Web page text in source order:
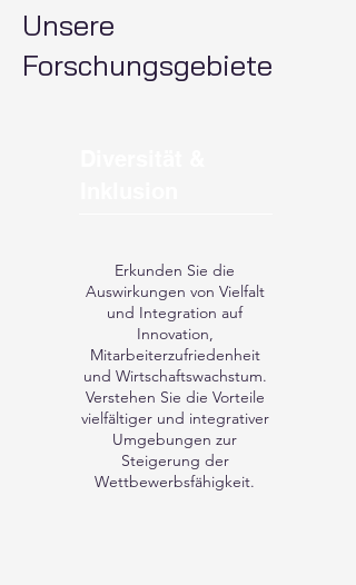
Unsere
Forschungsgebiete
Erkunden Sie die
Auswirkungen von Vielfalt
und Integration auf
Innovation,
Mitarbeiterzufriedenheit
und Wirtschaftswachstum.
Verstehen Sie die Vorteile
vielfältiger und integrativer
Umgebungen zur
Steigerung der
Wettbewerbsfähigkeit.